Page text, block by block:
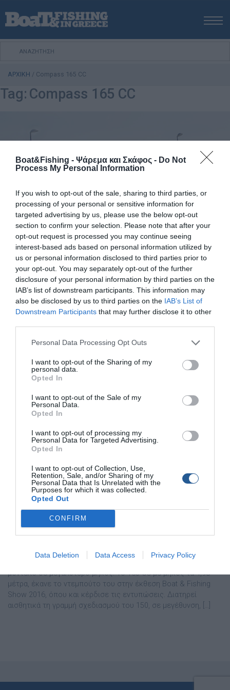
Boat&Fishing - Ψάρεμα και Σκάφος - Do Not
Process My Personal Information
If you wish to opt-out of the sale, sharing to third parties, or
processing of your personal or sensitive information for
targeted advertising by us, please use the below opt-out
section to confirm your selection. Please note that after your
opt-out request is processed you may continue seeing
interest-based ads based on personal information utilized by
us or personal information disclosed to third parties prior to
your opt-out. You may separately opt-out of the further
disclosure of your personal information by third parties on the
IAB’s list of downstream participants. This information may
also be disclosed by us to third parties on the IAB’s List of
Downstream Participants that may further disclose it to other
Personal Data Processing Opt Outs
I want to opt-out of the Sharing of my
personal data.
Opted In
I want to opt-out of the Sale of my
Personal Data.
Opted In
I want to opt-out of processing my
Personal Data for Targeted Advertising.
Opted In
I want to opt-out of Collection, Use,
Retention, Sale, and/or Sharing of my
Personal Data that Is Unrelated with the
Purposes for which it was collected.
Opted Out
CONFIRM
Data Deletion Data Access Privacy Policy
ΑΡΧΙΚΗ
ΕΚΔΟΣΕΙΣ
ΨΑΡΕΜΑ ΑΠΟ ΑΚΤΗ
ΣΚΑΦΟΣ
VIDEO
ΘΕΣΣΑΛΟΝΙΚΗ BOAT & FISHING SHOW 2025
BOAT & FISHING SHOW 2025
ΑΡΧΙΚΗ / Compass 165 CC
Tag: Compass 165 CC
Αποστολή: Test ride από την Expert Marine
Service
Το Σαββατοκύριακο 16-17 Μαρτίου, βρεθήκαµε στη Ζάκυνθο,
στην παρουσίαση της εταιρίας Expert Marine Service µε τα
πολυεστερικά σκάφη Compass να έχουν την τιµητική τους. Η
όµορφη εκδήλωση έγινε στο κεντρικό λιµάνι της Ζακύνθου,
µε µουσική, αναψυκτικά και πολλές κουβέντες γύρω από το
σκάφος, το ψάρεµα και τις καλοκαιρινές εξορµήσεις! Εκεί ο
Κώστας Τσικνής και οι […]
Σκάφος COMPASS 165 CC
Μετά τη µεγάλη επιτυχία του Compass 150 CC ήταν θέµα
µοντέλο σε µεγαλύτερο µήκος. Το 165 CC µε µήκος τα 4,98
µέτρα, έκανε το ντεµπούτο του στην έκθεση Boat & Fishing
Show 2016, όπου και κέρδισε τις εντυπώσεις. ∆ιατηρεί
αισθητικά τη γραµµή σχεδιασµού του 150, σε µεγέθυνση, […]